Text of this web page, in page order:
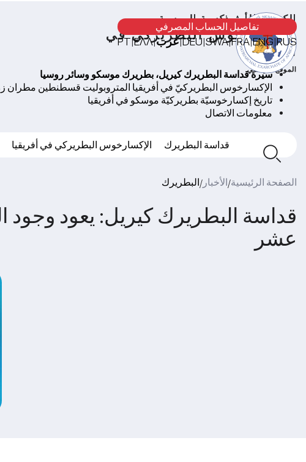
الكنيسة الأرثوذكسية الروسية
الإكسارخوس البطريركي في
أفريقيا
الموقع الرسمي
تفاصيل الحساب المصرفي
RUS
|
ENG
|
FRA
|
SWA
|
DEU
|عرب|
ΕΛΛ
|
PT
سيرة قداسة البطريرك كيريل، بطريرك موسكو وسائر روسيا
الإكسارخوس البطريركيّ في أفريقيا المتروبوليت قسطنطين مطران
تاريخ إكسارخوسيّة بطريركيّة موسكو في أفريقيا
معلومات الاتصال
قداسة البطريرك الإكسارخوس البطريركي في أفريقيا
الصفحة الرئيسية/الأخبار /البطريرك
قداسة البطريرك كيريل: يعود وجود
عشر